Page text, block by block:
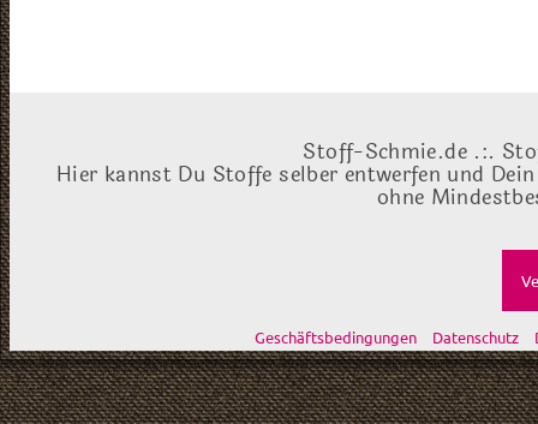
Stoff-Schmie.de .:.
Hier kannst Du Stoffe selber entwerfen und
ohne
Geschäftsbedingungen Datenschutz